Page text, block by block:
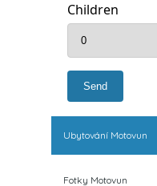
Children
Ubytování Motovun
Fotky Motovun